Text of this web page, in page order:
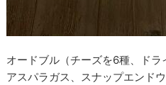
オードブル（チーズを6種、ド
アスパラガス、スナップエンド